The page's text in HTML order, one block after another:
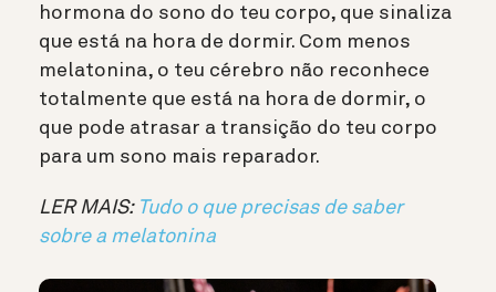
hormona do sono do teu corpo, que sinaliza
que está na hora de dormir. Com menos
melatonina, o teu cérebro não reconhece
totalmente que está na hora de dormir, o
que pode atrasar a transição do teu corpo
para um sono mais reparador.
LER MAIS: Tudo o que precisas de saber
sobre a melatonina